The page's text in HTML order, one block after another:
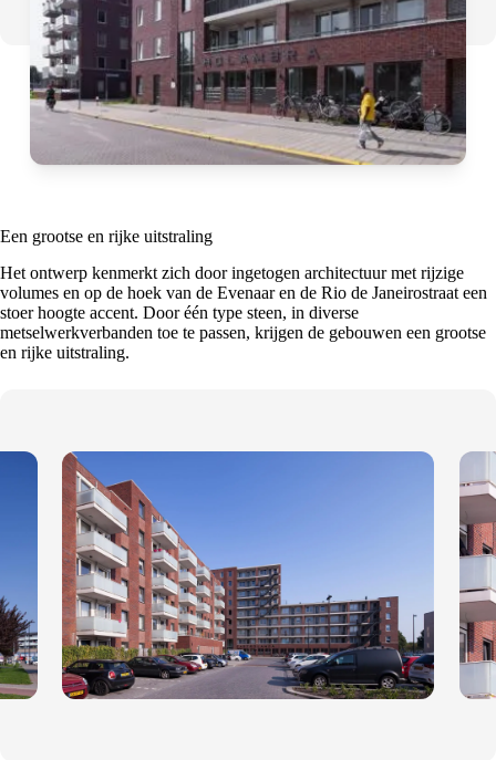
Een grootse en rijke uitstraling
Het ontwerp kenmerkt zich door ingetogen architectuur met rijzige
volumes en op de hoek van de Evenaar en de Rio de Janeirostraat een
stoer hoogte accent. Door één type steen, in diverse
metselwerkverbanden toe te passen, krijgen de gebouwen een grootse
en rijke uitstraling.